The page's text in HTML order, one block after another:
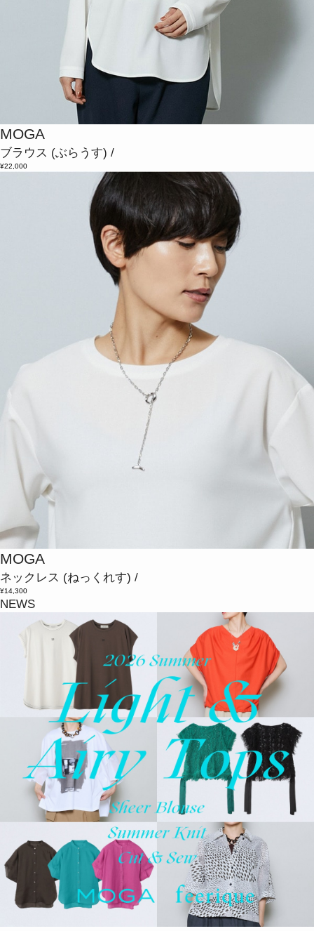
MOGA
ブラウス (ぶらうす) /
¥22,000
MOGA
ネックレス (ねっくれす) /
¥14,300
NEWS